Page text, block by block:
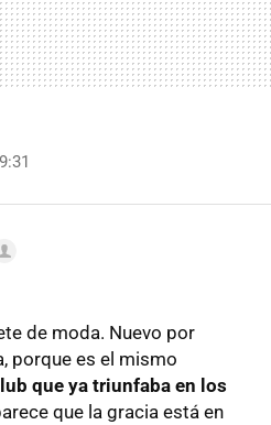
de moda. Nuevo por
porque es el mismo
que ya triunfaba en los
que la gracia está en